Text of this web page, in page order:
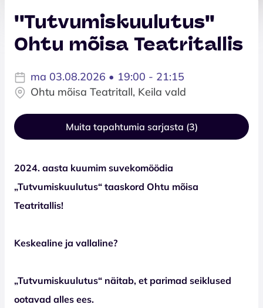
''Tutvumiskuulutus''
Ohtu mõisa Teatritallis
ma 03.08.2026 • 19:00 - 21:15
Ohtu mõisa Teatritall, Keila vald
Muita tapahtumia sarjasta (3)
2024. aasta kuumim suvekomöödia
„Tutvumiskuulutus“ taaskord Ohtu mõisa
Teatritallis!
Keskealine ja vallaline?
„Tutvumiskuulutus“ näitab, et parimad seiklused
ootavad alles ees.